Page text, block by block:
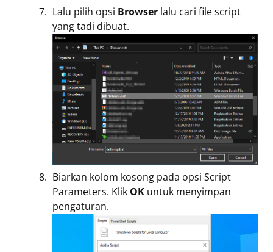
Lalu pilih opsi Browser lalu cari file script
yang tadi dibuat.
Biarkan kolom kosong pada opsi Script
Parameters. Klik OK untuk menyimpan
pengaturan.